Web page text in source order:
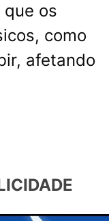
os
como
afetando